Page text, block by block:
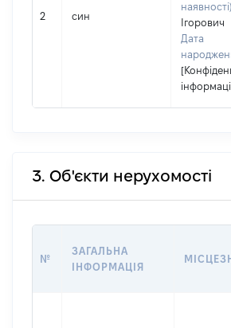
2 син
Ігорович
Дата
3. Об'єкти нерухомості
№
ЗАГАЛЬНА
ІНФОРМАЦІЯ